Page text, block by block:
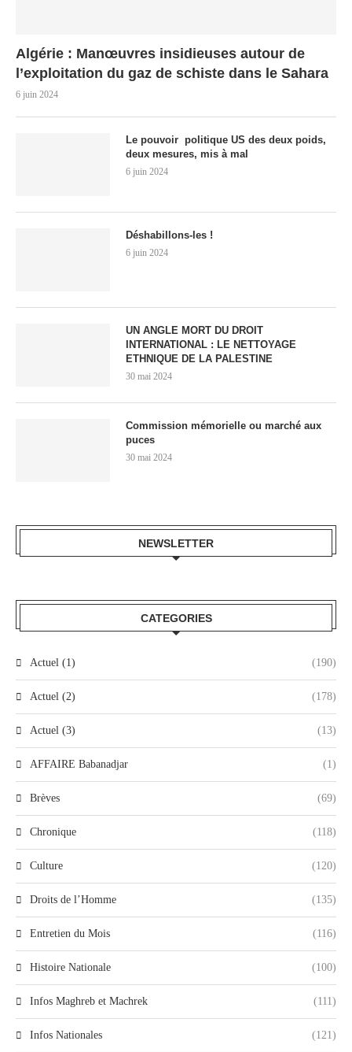
Algérie : Manœuvres insidieuses autour de
l’exploitation du gaz de schiste dans le Sahara
6 juin 2024
Le pouvoir politique US des deux poids,
deux mesures, mis à mal
6 juin 2024
Déshabillons-les !
6 juin 2024
UN ANGLE MORT DU DROIT
INTERNATIONAL : LE NETTOYAGE
ETHNIQUE DE LA PALESTINE
30 mai 2024
Commission mémorielle ou marché aux
puces
30 mai 2024
NEWSLETTER
CATEGORIES
Actuel (1) (190)
Actuel (2) (178)
Actuel (3) (13)
AFFAIRE Babanadjar (1)
Brèves (69)
Chronique (118)
Culture (120)
Droits de l’Homme (135)
Entretien du Mois (116)
Histoire Nationale (100)
Infos Maghreb et Machrek (111)
Infos Nationales (121)